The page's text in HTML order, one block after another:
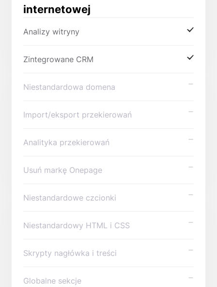
internetowej
Analizy witryny
Zintegrowane CRM
Niestandardowa domena
Import/eksport przekierowań
Analityka przekierowań
Usuń markę Onepage
Niestandardowe czcionki
Niestandardowy HTML i CSS
Skrypty nagłówka i treści
Globalne sekcje